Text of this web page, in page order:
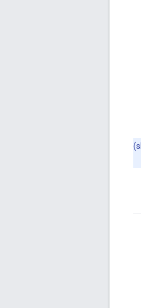
مطمئن شوید که بردها برق کافی دارند. از تقسیم‌کننده پورت USB برای اتصال آنها به دستگاه لینوکس استفاده نکنید و هرگونه قابلیت خواب (sleep)